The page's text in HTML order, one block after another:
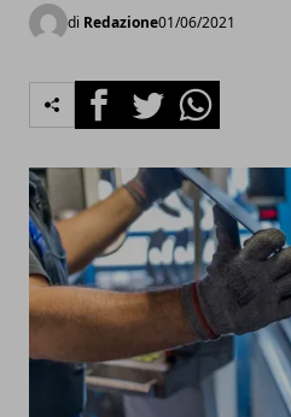
di Redazione01/06/2021
FacebookTwitterWhatsapp